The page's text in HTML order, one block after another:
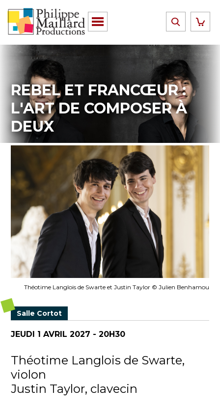
REBEL ET FRANCŒUR :
L'ART DE COMPOSER À
DEUX
Théotime Langlois de Swarte et Justin Taylor © Julien Benhamou
Salle Cortot
JEUDI 1 AVRIL 2027 - 20H30
Théotime Langlois de Swarte,
violon
Justin Taylor, clavecin